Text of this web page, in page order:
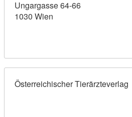
Ungargasse 64-66
1030 Wien
Österreichischer Tierärzteverlag